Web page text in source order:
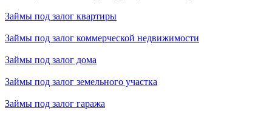
Займы под залог квартиры
Займы под залог коммерческой недвижимости
Займы под залог дома
Займы под залог земельного участка
Займы под залог гаража